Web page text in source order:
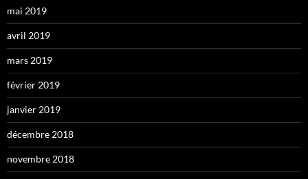
mai 2019
avril 2019
mars 2019
février 2019
janvier 2019
décembre 2018
novembre 2018